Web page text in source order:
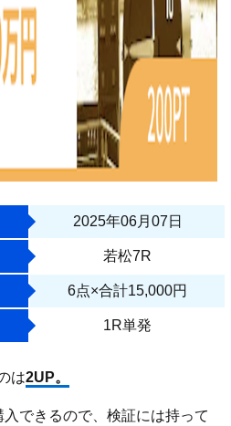
2025年06月07日
若松7R
6点×合計15,000円
1R単発
は2UP。
できるので、検証には持って